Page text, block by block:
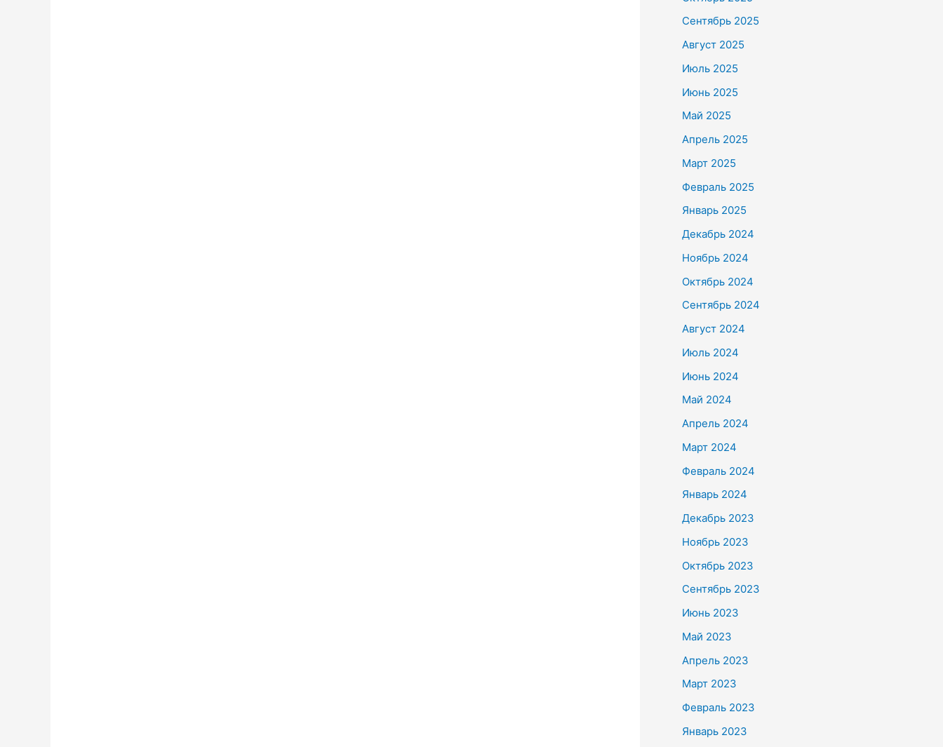
Сентябрь 2025
Август 2025
Июль 2025
Июнь 2025
Май 2025
Апрель 2025
Март 2025
Февраль 2025
Январь 2025
Декабрь 2024
Ноябрь 2024
Октябрь 2024
Сентябрь 2024
Август 2024
Июль 2024
Июнь 2024
Май 2024
Апрель 2024
Март 2024
Февраль 2024
Январь 2024
Декабрь 2023
Ноябрь 2023
Октябрь 2023
Сентябрь 2023
Июнь 2023
Май 2023
Апрель 2023
Март 2023
Февраль 2023
Январь 2023